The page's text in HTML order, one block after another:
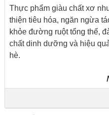
Thực phẩm giàu chất xơ
thiện tiêu hóa, ngăn ngừa
khỏe đường ruột tổng thể,
chất dinh dưỡng và hiệu
hè.